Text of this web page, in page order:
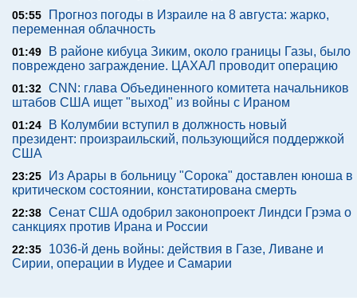
05:55
Прогноз погоды в Израиле на 8 августа: жарко,
переменная облачность
01:49
В районе кибуца Зиким, около границы Газы, было
повреждено заграждение. ЦАХАЛ проводит операцию
01:32 CNN: глава Объединенного комитета начальников
штабов США ищет "выход" из войны с Ираном
01:24
В Колумбии вступил в должность новый
президент: произраильский, пользующийся поддержкой
США
23:25
Из Арары в больницу "Сорока" доставлен юноша в
критическом состоянии, констатирована смерть
22:38 Сенат США одобрил законопроект Линдси Грэма о
санкциях против Ирана и России
22:35
1036-й день войны: действия в Газе, Ливане и
Сирии, операции в Иудее и Самарии